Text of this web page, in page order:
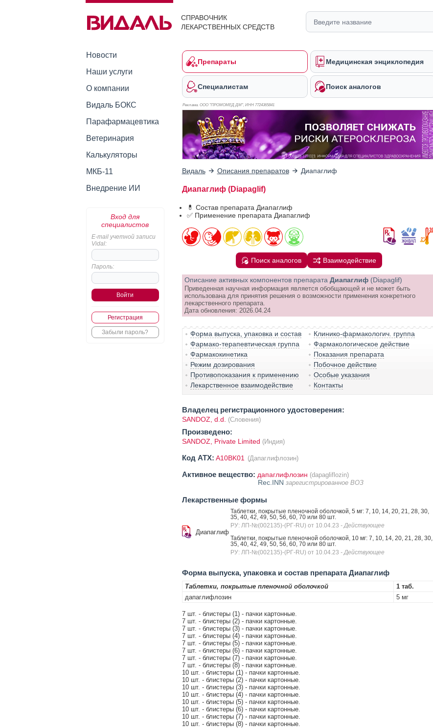
СПРАВОЧНИК
ЛЕКАРСТВЕННЫХ СРЕДСТВ
Новости
Наши услуги
О компании
Видаль БОКС
Парафармацевтика
Ветеринария
Калькуляторы
МКБ-11
Внедрение ИИ
Вход для
специалистов
E-mail учетной записи
Vidal:
Пароль:
Регистрация
Забыли пароль?
Препараты Медицинская энциклопедия
Специалистам Поиск аналогов
Реклама. ООО "ПРОМОМЕД ДМ", ИНН 7724365841
Видаль Описания препаратов Диапаглиф
Диапаглиф (Diapaglif)
💊 Состав препарата Диапаглиф
✅ Применение препарата Диапаглиф
Поиск аналогов Взаимодействие
Описание активных компонентов препарата Диапаглиф (Diapaglif)
Приведенная научная информация является обобщающей и не может быть
использована для принятия решения о возможности применения конкретного
лекарственного препарата.
Дата обновления: 2026.04.24
Форма выпуска, упаковка и состав
Клинико-фармакологич. группа
Фармако-терапевтическая группа
Фармакологическое действие
Фармакокинетика
Показания препарата
Режим дозирования
Побочное действие
Противопоказания к применению
Особые указания
Лекарственное взаимодействие
Контакты
Владелец регистрационного удостоверения:
SANDOZ, d.d. (Словения)
Произведено:
SANDOZ, Private Limited (Индия)
Код ATX: A10BK01 (Дапаглифлозин)
Активное вещество: дапаглифлозин (dapagliflozin)
Rec.INN зарегистрированное ВОЗ
Лекарственные формы
Диапаглиф
Таблетки, покрытые пленочной оболочкой, 5 мг: 7, 10, 14, 20, 21, 28, 30,
35, 40, 42, 49, 50, 56, 60, 70 или 80 шт.
РУ: ЛП-№(002135)-(РГ-RU) от 10.04.23 - Действующее
Таблетки, покрытые пленочной оболочкой, 10 мг: 7, 10, 14, 20, 21, 28, 30,
35, 40, 42, 49, 50, 56, 60, 70 или 80 шт.
РУ: ЛП-№(002135)-(РГ-RU) от 10.04.23 - Действующее
Форма выпуска, упаковка и состав препарата Диапаглиф
Таблетки, покрытые пленочной оболочкой
1 таб.
дапаглифлозин
5 мг
7 шт. - блистеры (1) - пачки картонные.
7 шт. - блистеры (2) - пачки картонные.
7 шт. - блистеры (3) - пачки картонные.
7 шт. - блистеры (4) - пачки картонные.
7 шт. - блистеры (5) - пачки картонные.
7 шт. - блистеры (6) - пачки картонные.
7 шт. - блистеры (7) - пачки картонные.
7 шт. - блистеры (8) - пачки картонные.
10 шт. - блистеры (1) - пачки картонные.
10 шт. - блистеры (2) - пачки картонные.
10 шт. - блистеры (3) - пачки картонные.
10 шт. - блистеры (4) - пачки картонные.
10 шт. - блистеры (5) - пачки картонные.
10 шт. - блистеры (6) - пачки картонные.
10 шт. - блистеры (7) - пачки картонные.
10 шт. - блистеры (8) - пачки картонные.